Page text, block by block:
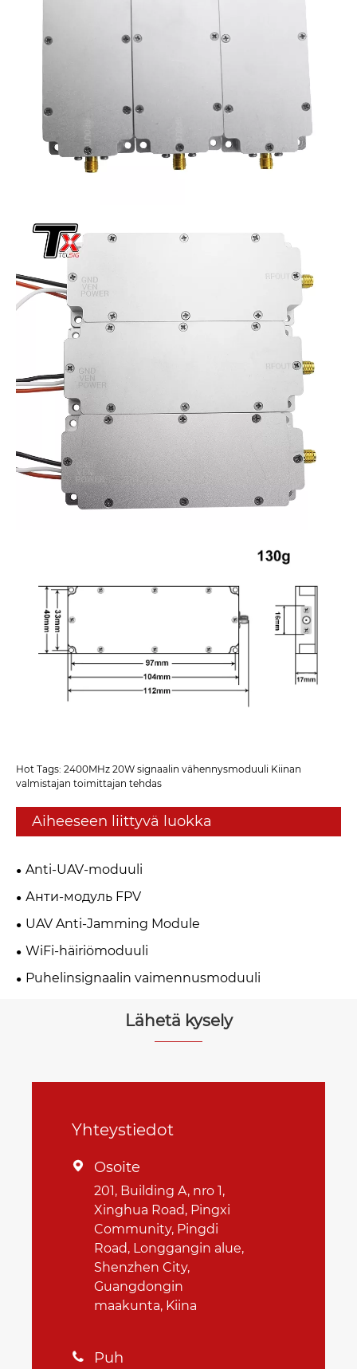
Hot Tags: 2400MHz 20W signaalin vähennysmoduuli Kiinan
valmistajan toimittajan tehdas
Aiheeseen liittyvä luokka
Anti-UAV-moduuli
Анти-модуль FPV
UAV Anti-Jamming Module
WiFi-häiriömoduuli
Puhelinsignaalin vaimennusmoduuli
Lähetä kysely
Yhteystiedot
 Osoite
201, Building A, nro 1,
Xinghua Road, Pingxi
Community, Pingdi
Road, Longgangin alue,
Shenzhen City,
Guangdongin
maakunta, Kiina
 Puh